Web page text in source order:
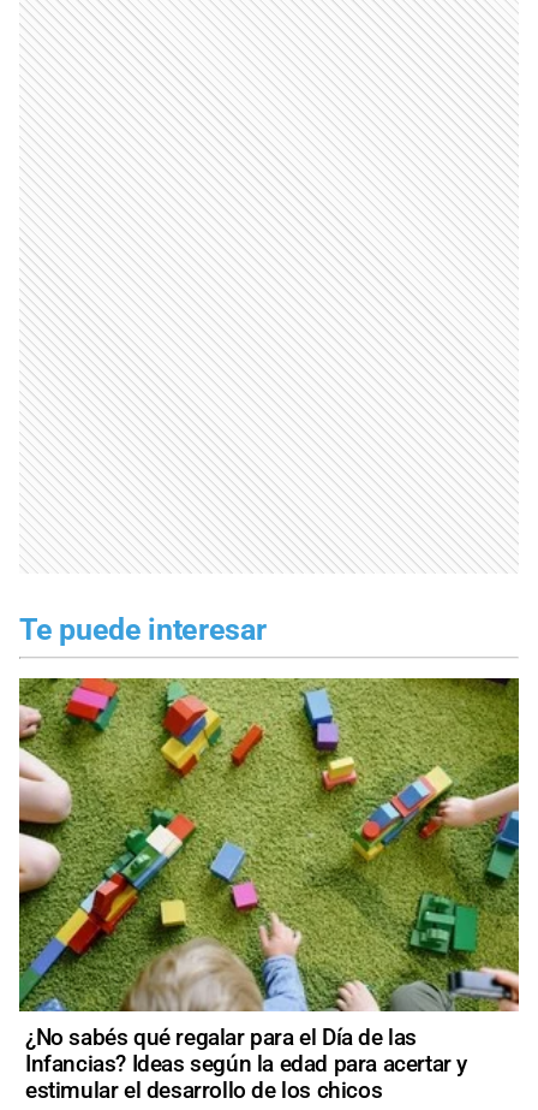
Te puede interesar
¿No sabés qué regalar para el Día de las
Infancias? Ideas según la edad para acertar y
estimular el desarrollo de los chicos